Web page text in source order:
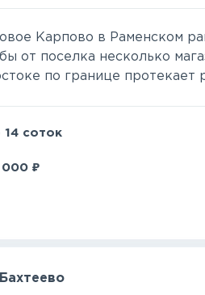
Карпово в Раменском
от поселка несколько
по границе протекает
14 соток
000 ₽